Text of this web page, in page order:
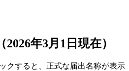
年3月1日現在）
クすると、正式な届出名称が表示